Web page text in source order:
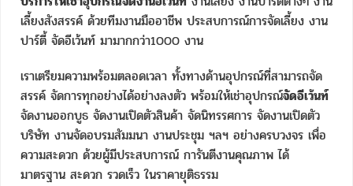
เลี้ยงสังสรรค์ ด้วยทีมงานมืออาชีพ ประสบการณ์การจัดเลี้ยง งาน
ปาร์ตี้ จัดอีเว้นท์ มามากกว่า1000 งาน
เราเตรียมความพร้อมตลอดเวลา ทั้งทางด้านอุปกรณ์ที่สามารถจัด
สรรค์ จัดการทุกอย่างได้อย่างลงตัว พร้อมให้เช่าอุปกรณ์จัดอีเว้นท์
จัดงานออกบูธ จัดงานเปิดตัวสินค้า จัดนิทรรศการ จัดงานเปิดตัว
บริษัท งานจัดอบรมสัมมนา งานประชุม ฯลฯ อย่างครบวงจร เพื่อ
ความสะดวก ด้วยผู้มีประสบการณ์ การันตีงานคุณภาพ ได้
มาตรฐาน สะดวก รวดเร็ว ในราคายุติธรรม